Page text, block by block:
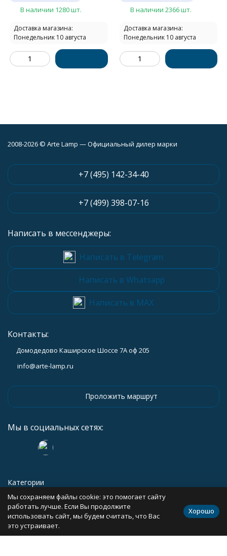
В наличии 1280 шт.
Доставка магазина:
Понедельник 10 августа
В наличии 2366 шт.
Доставка магазина:
Понедельник 10 августа
2008-2026 © Arte Lamp — Официальный дилер марки
+7 (495) 142-34-40
+7 (499) 398-07-16
Написать в мессенджеры:
Написать в Telegram
Написать в Whatsapp
Написать в MAX
Контакты:
Домодедово Каширское Шоссе 7А оф 205
info@arte-lamp.ru
Проложить маршрут
Мы в социальных сетях:
Категории
Информация
Политика персональных данных Карта сайта
Мы сохраняем файлы cookie: это помогает сайту
работать лучше. Если Вы продолжите
использовать сайт, мы будем считать, что Вас
это устраивает.
Хорошо